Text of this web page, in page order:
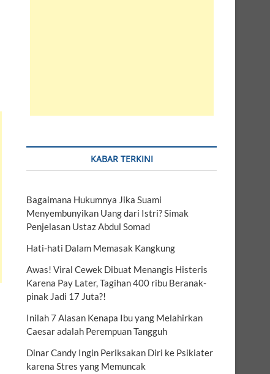
KABAR TERKINI
Bagaimana Hukumnya Jika Suami
Menyembunyikan Uang dari Istri? Simak
Penjelasan Ustaz Abdul Somad
Hati-hati Dalam Memasak Kangkung
Awas! Viral Cewek Dibuat Menangis Histeris
Karena Pay Later, Tagihan 400 ribu Beranak-
pinak Jadi 17 Juta?!
Inilah 7 Alasan Kenapa Ibu yang Melahirkan
Caesar adalah Perempuan Tangguh
Dinar Candy Ingin Periksakan Diri ke Psikiater
karena Stres yang Memuncak